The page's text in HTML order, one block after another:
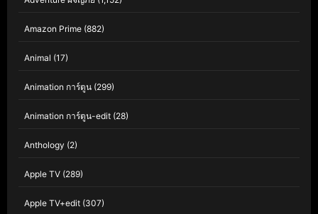
Amazon Prime (882)
Animal (17)
Animation การ์ตูน (299)
Animation การ์ตูน-edit (28)
Anthology (2)
Apple TV (289)
Apple TV+edit (307)